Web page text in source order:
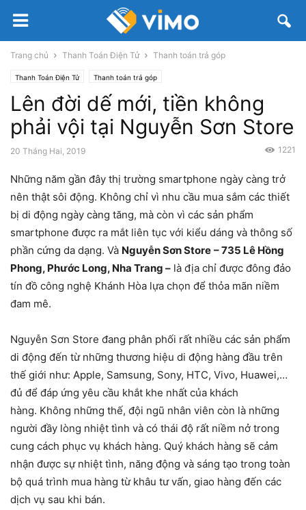
Trang chủ Thanh Toán Điện Tử Thanh toán trả góp
Thanh Toán Điện Tử Thanh toán trả góp
Lên đời dế mới, tiền không
phải vội tại Nguyễn Sơn Store
20 Tháng Hai, 2019 1221
Những năm gần đây thị trường smartphone ngày càng trở
nên thật sôi động. Không chỉ vì nhu cầu mua sắm các thiết
bị di động ngày càng tăng, mà còn vì các sản phẩm
smartphone được ra mắt liên tục với kiểu dáng và thông số
phần cứng da dạng. Và Nguyễn Sơn Store – 735 Lê Hồng
Phong, Phước Long, Nha Trang – là địa chỉ được đông đảo
tín đồ công nghệ Khánh Hòa lựa chọn để thỏa mãn niềm
đam mê.
Nguyễn Sơn Store đang phân phối rất nhiều các sản phẩm
di động đến từ những thương hiệu di động hàng đầu trên
thế giới như: Apple, Samsung, Sony, HTC, Vivo, Huawei,…
đủ để đáp ứng yêu cầu khắt khe nhất của khách
hàng. Không những thế, đội ngũ nhân viên còn là những
người đầy lòng nhiệt tình và có thái độ rất niềm nở trong
cung cách phục vụ khách hàng. Quý khách hàng sẽ cảm
nhận được sự nhiệt tình, năng động và sáng tạo trong toàn
bộ quá trình mua hàng từ khâu tư vấn, giao hàng đến các
dịch vụ sau khi bán.